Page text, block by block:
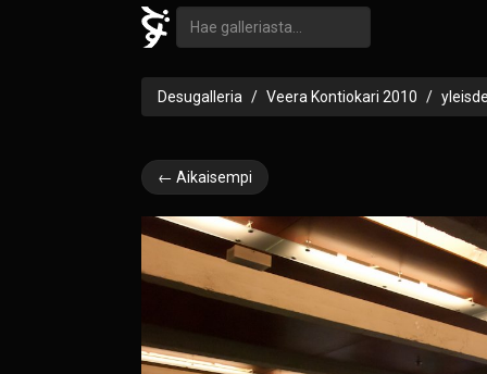
Desugalleria Veera Kontiokari 2010
← Aikaisempi